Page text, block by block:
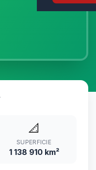
📐
SUPERFICIE
1 138 910 km²